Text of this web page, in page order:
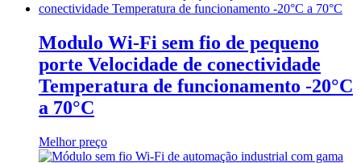
Modulo Wi-Fi sem fio de pequeno
porte Velocidade de conectividade
Temperatura de funcionamento -20°C
a 70°C
Melhor preço